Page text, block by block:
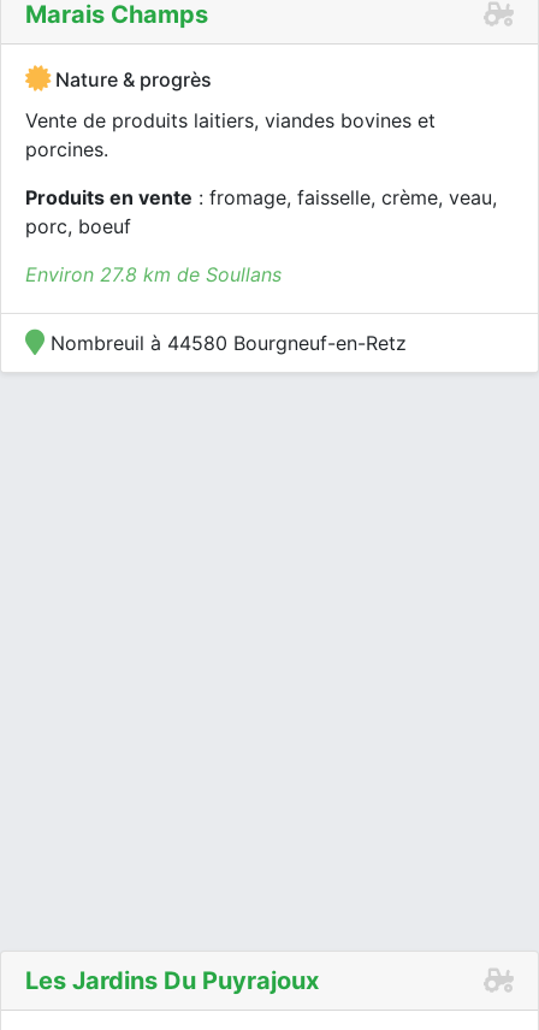
Marais Champs
Nature & progrès
Vente de produits laitiers, viandes bovines et
porcines.
Produits en vente : fromage, faisselle, crème, veau,
porc, boeuf
Environ 27.8 km de Soullans
Nombreuil à 44580 Bourgneuf-en-Retz
Les Jardins Du Puyrajoux